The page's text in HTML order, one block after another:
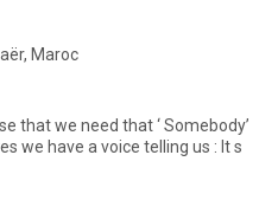
Maroc
that we need that ‘ Somebody’
we have a voice telling us : It s